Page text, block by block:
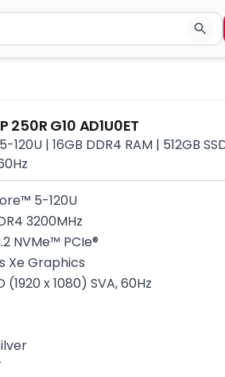
для отправки или используйте
250R G10 AD1U0ET
120U | 16GB DDR4 RAM | 512GB
5-120U
3200MHz
NVMe™ PCIe®
Xe Graphics
(1920 x 1080) SVA, 60Hz